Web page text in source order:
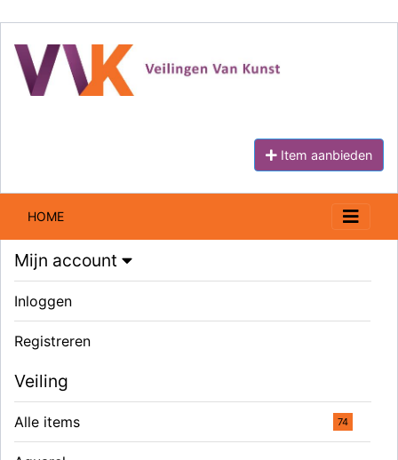
Item aanbieden
HOME
Mijn account
Inloggen
Registreren
Veiling
Alle items 74